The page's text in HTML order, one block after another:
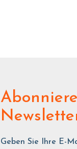
Geben Sie Ihre E-